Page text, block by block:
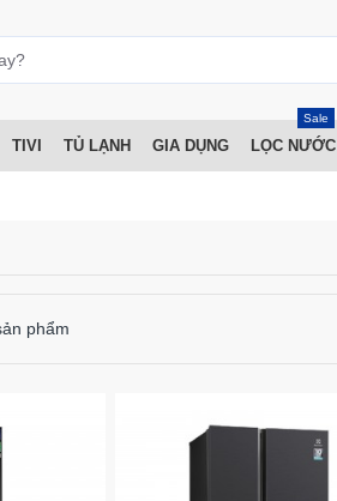
TIVI TỦ LẠNH GIA DỤNG LỌC NƯỚC
Sale
phẩm